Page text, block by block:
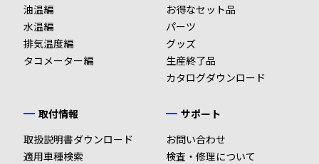
油温編
水温編
排気温度編
タコメーター編
お得なセット品
パーツ
グッズ
生産終了品
カタログダウンロード
取付情報
取扱説明書ダウンロード
適用車種検索
サポート
お問い合わせ
検査・修理について